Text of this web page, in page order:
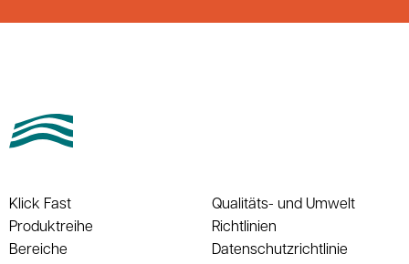
Klick Fast
Produktreihe
Bereiche
Qualitäts- und Umwelt
Richtlinien
Datenschutzrichtlinie